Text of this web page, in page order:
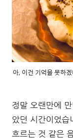
아, 이건 기억을 못하
정말 오랜만에
았던 시간이었습
흐르는 것 같은